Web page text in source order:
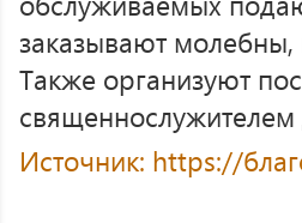
заказывают
Также организуют
Источник: https://